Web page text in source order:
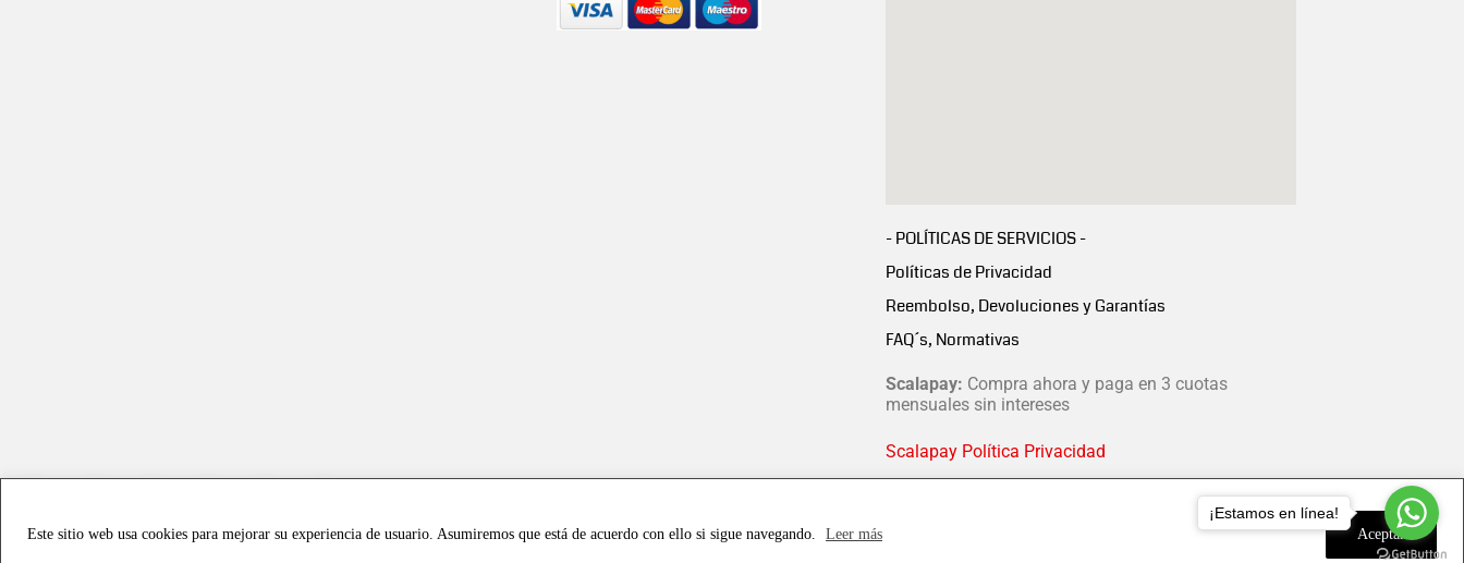
Este sitio web usa cookies para mejorar su experiencia de usuario. Asumiremos que está de acuerdo con ello si sigue navegando. Leer más Aceptar
- POLÍTICAS DE SERVICIOS -
Políticas de Privacidad
Reembolso, Devoluciones y Garantías
FAQ´s, Normativas
Scalapay: Compra ahora y paga en 3 cuotas
mensuales sin intereses
Scalapay Política Privacidad
¡Estamos en línea!